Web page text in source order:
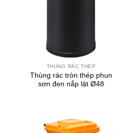
THÙNG RÁC THÉP
Thùng rác tròn thép phun
sơn đen nắp lật Ø48